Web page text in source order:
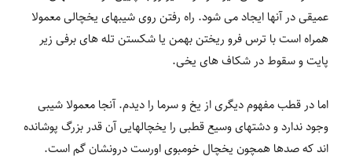
عمیقی در آنها ایجاد می شود. راه رفتن روی شیبهای یخچالی معمولا
همراه است با ترس فرو ریختن بهمن یا شکستن تله های برفی زیر
پایت و سقوط در شکاف های یخی.
اما در قطب مفهوم دیگری از یخ و سرما را دیدم. آنجا معمولا شیبی
وجود ندارد و دشتهای وسیع قطبی را یخچالهایی آن قدر بزرگ پوشانده
اند که صدها همچون یخچال خومبوی اورست درونشان گم است.